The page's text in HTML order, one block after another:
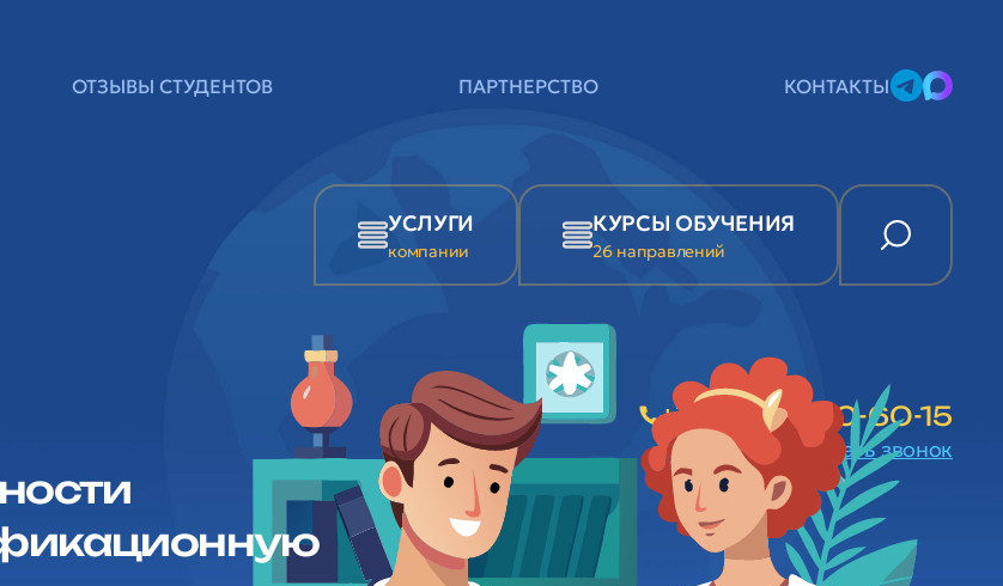
ОТЗЫВЫ СТУДЕНТОВ ПАРТНЕРСТВО КОНТАКТЫ
УСЛУГИ
компании
КУРСЫ ОБУЧЕНИЯ
26 направлений
+7 (989) 680-60-15
заказать звонок